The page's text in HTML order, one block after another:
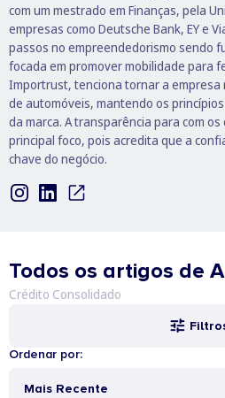
com um mestrado em Finanças, pela
empresas como Deutsche Bank, EY e
passos no empreendedorismo sendo
focada em promover mobilidade para
Importrust, tenciona tornar a empresa
de automóveis, mantendo os
da marca. A transparência para com
principal foco, pois acredita que a
chave do negócio.
Todos os artigos de
Ordenar por:
Mais Recente
o tráfego.
Cookies estritamente
Cookies para estatística
Cookies para marketing e